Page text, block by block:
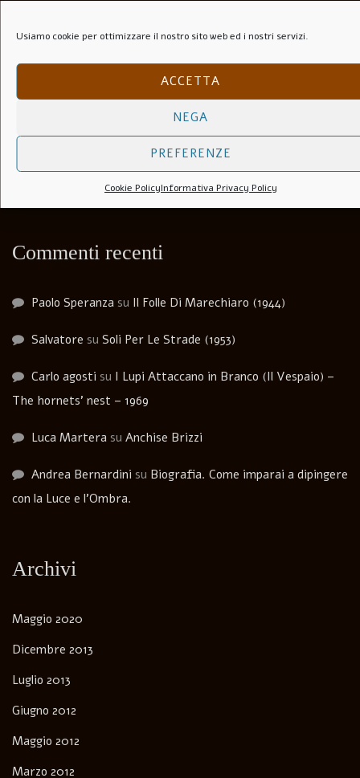
Usiamo cookie per ottimizzare il nostro sito web ed i nostri servizi.
ACCETTA
NEGA
PREFERENZE
Cookie PolicyInformativa Privacy Policy
La fabbrica di San Pietro
Terra latina
Tiziano
Commenti recenti
Paolo Speranza su Il Folle Di Marechiaro (1944)
Salvatore su Soli Per Le Strade (1953)
Carlo agosti su I Lupi Attaccano in Branco (Il Vespaio) –
The hornets’ nest – 1969
Luca Martera su Anchise Brizzi
Andrea Bernardini su Biografia. Come imparai a dipingere
con la Luce e l’Ombra.
Archivi
Maggio 2020
Dicembre 2013
Luglio 2013
Giugno 2012
Maggio 2012
Marzo 2012